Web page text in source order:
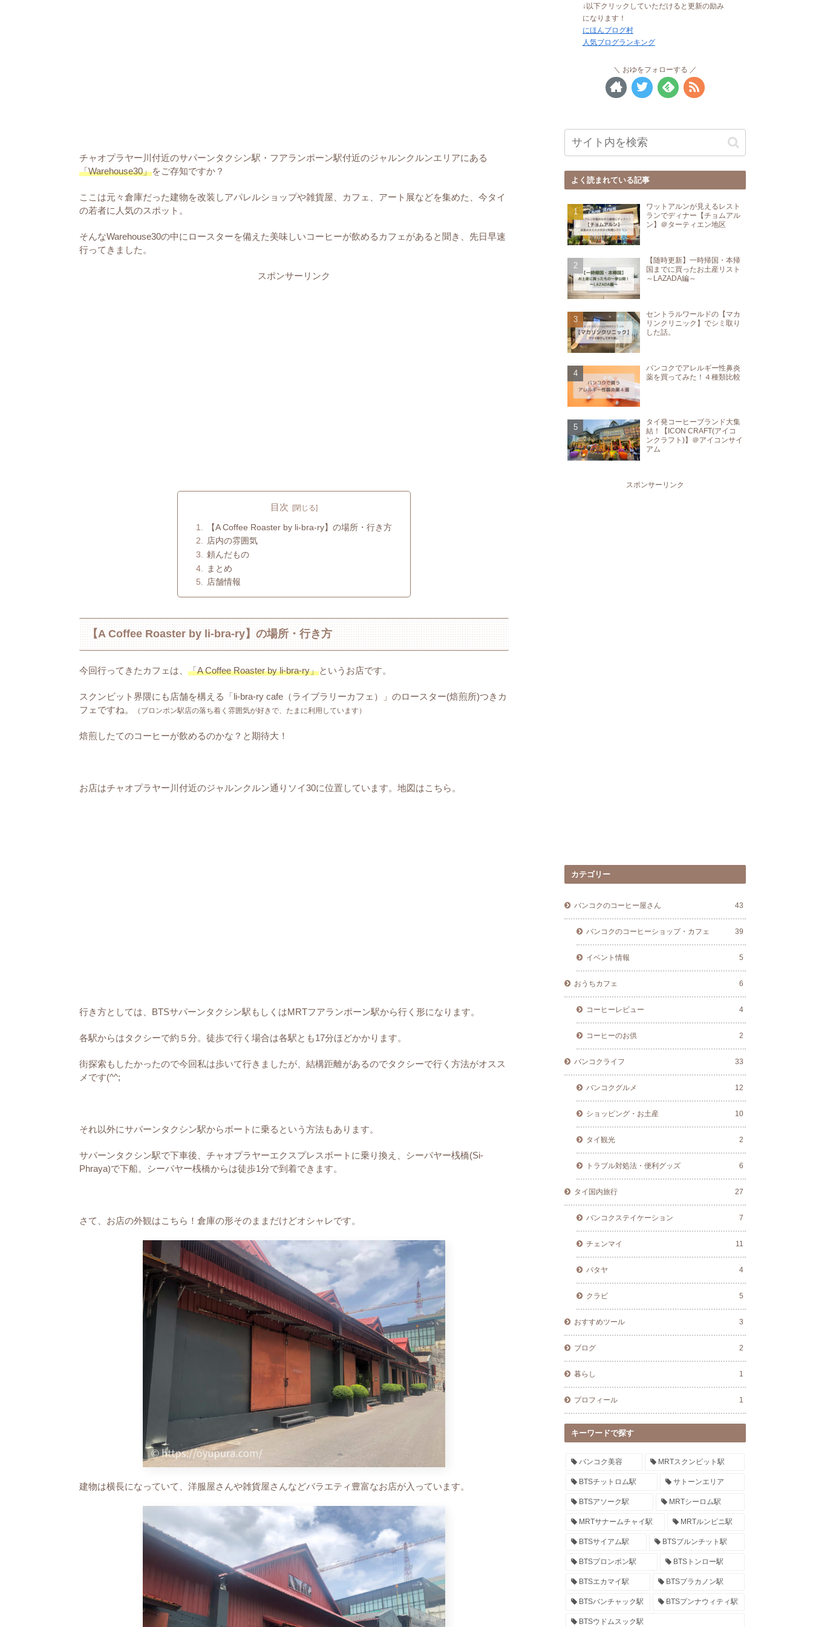
チャオプラヤー川付近のサパーンタクシン駅・フアランポーン駅付近のジャルンクルンエリアにある
「Warehouse30」をご存知ですか？
ここは元々倉庫だった建物を改装しアパレルショップや雑貨屋、カフェ、アート展などを集めた、今タイ
の若者に人気のスポット。
そんなWarehouse30の中にロースターを備えた美味しいコーヒーが飲めるカフェがあると聞き、先日早速
行ってきました。
スポンサーリンク
目次
【A Coffee Roaster by li-bra-ry】の場所・行き方
店内の雰囲気
頼んだもの
まとめ
店舗情報
【A Coffee Roaster by li-bra-ry】の場所・行き方
今回行ってきたカフェは、 「A Coffee Roaster by li-bra-ry」というお店です。
スクンビット界隈にも店舗を構える「li-bra-ry cafe（ライブラリーカフェ）」のロースター(焙煎所)つきカ
フェですね。
（プロンポン駅店の落ち着く雰囲気が好きで、たまに利用しています）
焙煎したてのコーヒーが飲めるのかな？と期待大！
お店はチャオプラヤー川付近のジャルンクルン通りソイ30に位置しています。地図はこちら。
行き方としては、BTSサパーンタクシン駅もしくはMRTフアランポーン駅から行く形になります。
各駅からはタクシーで約５分。徒歩で行く場合は各駅とも17分ほどかかります。
街探索もしたかったので今回私は歩いて行きましたが、結構距離があるのでタクシーで行く方法がオスス
メです(^^;
それ以外にサパーンタクシン駅からボートに乗るという方法もあります。
サパーンタクシン駅で下車後、チャオプラヤーエクスプレスボートに乗り換え、シーパヤー桟橋(Si-
Phraya)で下船。シーパヤー桟橋からは徒歩1分で到着できます。
さて、お店の外観はこちら！倉庫の形そのままだけどオシャレです。
建物は横長になっていて、洋服屋さんや雑貨屋さんなどバラエティ豊富なお店が入っています。
↓以下クリックしていただけると更新の励み
になります！
にほんブログ村
人気ブログランキング
おゆをフォローする
よく読まれている記事
ワットアルンが見えるレスト
ランでディナー【チョムアル
ン】＠ターティエン地区
【随時更新】一時帰国・本帰
国までに買ったお土産リスト
～LAZADA編～
セントラルワールドの【マカ
リンクリニック】でシミ取り
した話。
バンコクでアレルギー性鼻炎
薬を買ってみた！４種類比較
タイ発コーヒーブランド大集
結！【ICON CRAFT(アイコ
ンクラフト)】＠アイコンサイ
アム
スポンサーリンク
カテゴリー
バンコクのコーヒー屋さん 43
バンコクのコーヒーショップ・カフェ 39
イベント情報 5
おうちカフェ 6
コーヒーレビュー 4
コーヒーのお供 2
バンコクライフ 33
バンコクグルメ 12
ショッピング・お土産 10
タイ観光 2
トラブル対処法・便利グッズ 6
タイ国内旅行 27
バンコクステイケーション 7
チェンマイ 11
パタヤ 4
クラビ 5
おすすめツール 3
ブログ 2
暮らし 1
プロフィール 1
キーワードで探す
バンコク美容 MRTスクンビット駅
BTSチットロム駅 サトーンエリア
BTSアソーク駅 MRTシーロム駅
MRTサナームチャイ駅 MRTルンピニ駅
BTSサイアム駅 BTSプルンチット駅
BTSプロンポン駅 BTSトンロー駅
BTSエカマイ駅 BTSプラカノン駅
BTSバンチャック駅 BTSプンナウィティ駅
BTSウドムスック駅